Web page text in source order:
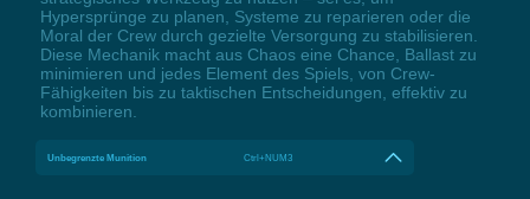
Hypersprünge zu planen, Systeme zu reparieren oder die
Moral der Crew durch gezielte Versorgung zu stabilisieren.
Diese Mechanik macht aus Chaos eine Chance, Ballast zu
minimieren und jedes Element des Spiels, von Crew-
Fähigkeiten bis zu taktischen Entscheidungen, effektiv zu
kombinieren.
Unbegrenzte Munition Ctrl+NUM3